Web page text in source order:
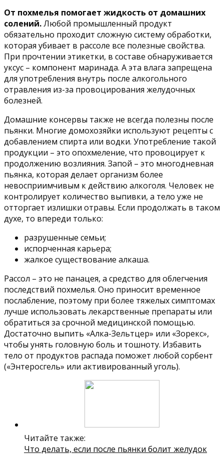
От похмелья помогает жидкость от домашних
солений.Любой промышленный продукт
обязательно проходит сложную систему обработки,
которая убивает в рассоле все полезные свойства.
При прочтении этикетки, в составе обнаруживается
уксус – компонент маринада. А эта влага запрещена
для употребления внутрь после алкогольного
отравления из-за провоцирования желудочных
болезней.
Домашние консервы также не всегда полезны после
пьянки. Многие домохозяйки используют рецепты с
добавлением спирта или водки. Употребление такой
продукции – это опохмеление, что провоцирует к
продолжению возлияния. Запой – это многодневная
пьянка, которая делает организм более
невосприимчивым к действию алкоголя. Человек не
контролирует количество выпивки, а тело уже не
отторгает излишки отравы. Если продолжать в таком
духе, то впереди только:
разрушенные семьи;
испорченная карьера;
жалкое существование алкаша.
Рассол – это не панацея, а средство для облегчения
последствий похмелья. Оно приносит временное
послабление, поэтому при более тяжелых симптомах
лучше использовать лекарственные препараты или
обратиться за срочной медицинской помощью.
Достаточно выпить «Алка-Зельтцер» или «Зорекс»,
чтобы унять головную боль и тошноту. Избавить
тело от продуктов распада поможет любой сорбент
(«Энтеросгель» или активированный уголь).
Читайте также:
Что делать, если после пьянки болит желудок